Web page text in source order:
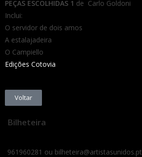
PEÇAS ESCOLHIDAS 1 de Carlo Goldoni
Inclui:
O servidor de dois amos
A estalajadeira
O Campiello
Edições Cotovia
Voltar
Bilheteira
961960281 ou bilheteira@artistasunidos.pt